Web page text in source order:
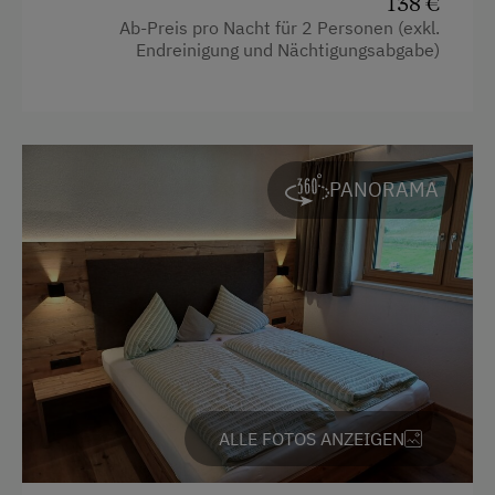
Handtücher
Wasserkocher
Familienzimmer
Kochnische
Küche
Kühlschrank
Wlan
Haupthaus
Ab-Preis pro Nacht für 2 Personen (exkl.
Endreinigung und Nächtigungsabgabe)
ALLE FOTOS ANZEIGEN
PANORAMA